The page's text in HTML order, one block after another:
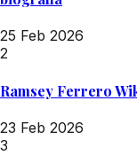
25 Feb 2026
2
Ramsey Ferrero
23 Feb 2026
3